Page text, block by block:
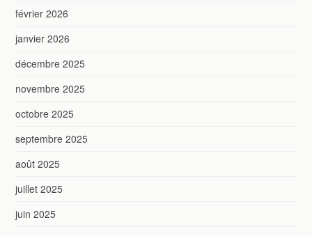
février 2026
janvier 2026
décembre 2025
novembre 2025
octobre 2025
septembre 2025
août 2025
juillet 2025
juin 2025